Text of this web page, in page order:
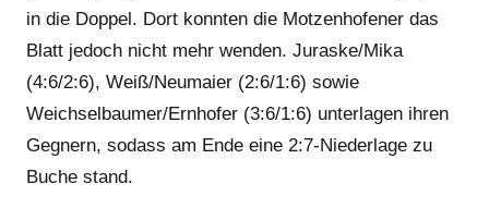
in die Doppel. Dort konnten die Motzenhofener das
Blatt jedoch nicht mehr wenden. Juraske/Mika
(4:6/2:6), Weiß/Neumaier (2:6/1:6) sowie
Weichselbaumer/Ernhofer (3:6/1:6) unterlagen ihren
Gegnern, sodass am Ende eine 2:7-Niederlage zu
Buche stand.